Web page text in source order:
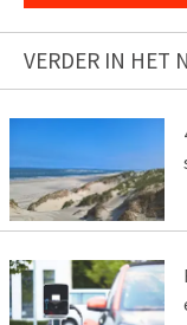
VERDER IN HET